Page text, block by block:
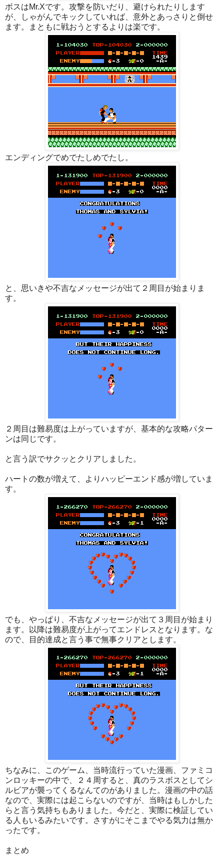
ボスはMr.Xです。攻撃を防いだり、避けられたりします
が、しゃがんでキックしていれば、意外とあっさりと倒せ
ます。まともに戦おうとするよりは楽です。
エンディングでめでたしめでたし。
と、思いきや不吉なメッセージが出て２周目が始まりま
す。
２周目は難易度は上がっていますが、基本的な攻略パター
ンは同じです。
と言う訳でサクッとクリアしました。
ハートの数が増えて、よりハッピーエンド感が増していま
す。
でも、やっぱり、不吉なメッセージが出て３周目が始まり
ます。以降は難易度が上がってエンドレスとなります。な
ので、目的達成と言う事で無事クリアとします。
ちなみに、このゲーム、当時流行っていた漫画、ファミコ
ンロッキーの中で、２４周すると、真のラスボスとしてシ
ルビアが襲ってくるなんてのがありました。漫画の中の話
なので、実際には起こらないのですが、当時はもしかした
らと言う気持ちもありました。今だと、実際に検証してい
る人もいるみたいです。さすがにそこまでやる気力は無か
ったです。
まとめ